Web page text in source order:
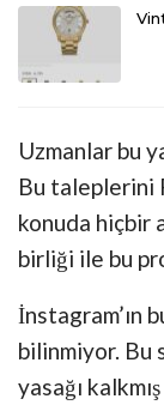
Uzmanlar bu
Bu taleplerini
konuda hiçbir
birliği ile bu
İnstagram’ın
bilinmiyor. Bu
yasağı